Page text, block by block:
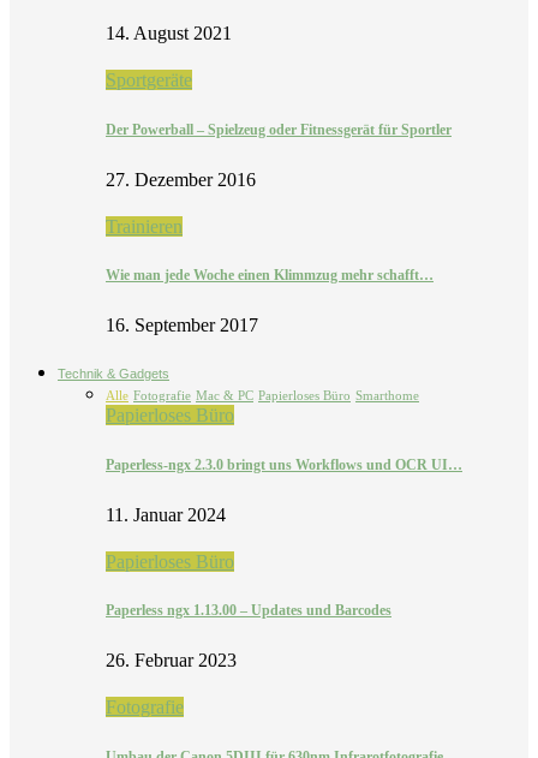
14. August 2021
Sportgeräte
Der Powerball – Spielzeug oder Fitnessgerät für Sportler
27. Dezember 2016
Trainieren
Wie man jede Woche einen Klimmzug mehr schafft…
16. September 2017
Technik & Gadgets
Alle Fotografie Mac & PC Papierloses Büro Smarthome
Papierloses Büro
Paperless-ngx 2.3.0 bringt uns Workflows und OCR UI…
11. Januar 2024
Papierloses Büro
Paperless ngx 1.13.00 – Updates und Barcodes
26. Februar 2023
Fotografie